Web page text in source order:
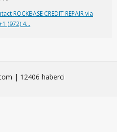
ROCKBASE CREDIT REPAIR via
(972) 4...
| 12406 haberci